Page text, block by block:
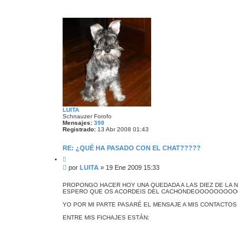
LUITA
Schnauzer Forofo
Mensajes: 398
Registrado: 13 Abr 2008 01:43
RE: ¿QUÉ HA PASADO CON EL CHAT?????
i
t
r
M
n
s
e
por LUITA » 19 Ene 2009 15:33
PROPONGO HACER HOY UNA QUEDADA A LAS DIEZ DE LA
ESPERO QUE OS ACORDEIS DEL
YO POR MI PARTE PASARÉ EL MENSAJE A MIS
ENTRE MIS FICHAJES ESTÁN: